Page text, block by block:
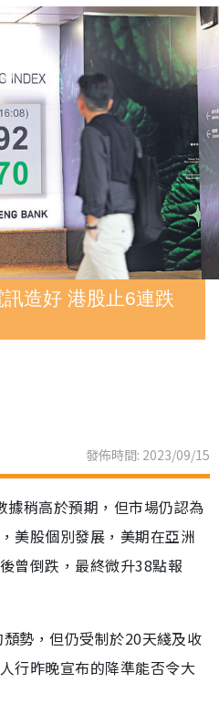
造好 港股止6連跌
發佈時間: 2023/09/15
據稍高於預期，但市場仍認為
美股個別發展，美期在亞洲
曾倒跌，最終微升38點報
勢，但仍受制於20天綫及收
行昨晚宣布的降準能否令大